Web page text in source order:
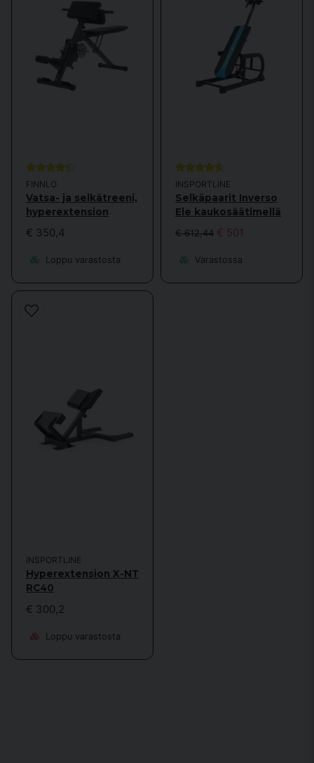
voit hallita kehoasi ja hyvinvointiasi.
FINNLO
Vatsa- ja selkätreeni,
hyperextension
€ 350,4
Loppu varastosta
INSPORTLINE
Selkäpaarit Inverso
Ele kaukosäätimellä
€ 612,44 € 501
Varastossa
INSPORTLINE
Hyperextension X-NT
RC40
€ 300,2
Loppu varastosta